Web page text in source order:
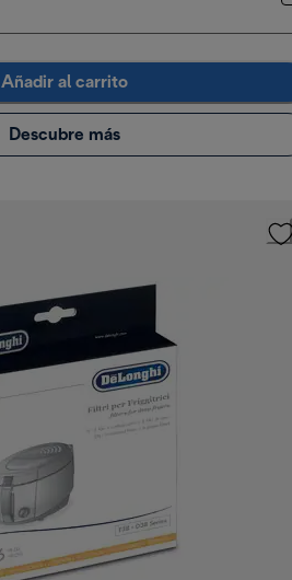
Añadir al carrito
Descubre más